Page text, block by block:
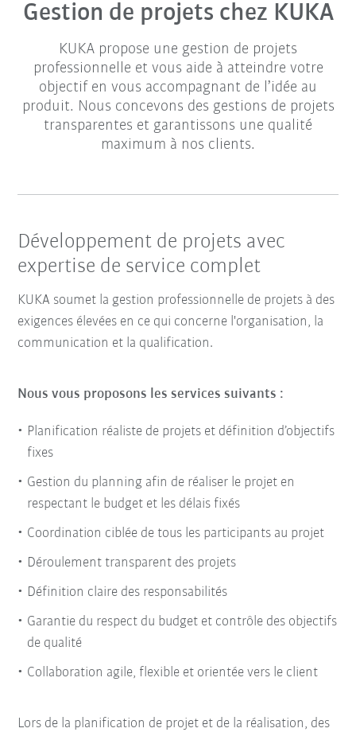
Gestion de projets chez KUKA
KUKA propose une gestion de projets
professionnelle et vous aide à atteindre votre
objectif en vous accompagnant de l’idée au
produit. Nous concevons des gestions de projets
transparentes et garantissons une qualité
maximum à nos clients.
Développement de projets avec
expertise de service complet
KUKA soumet la gestion professionnelle de projets à des
exigences élevées en ce qui concerne l'organisation, la
communication et la qualification.
Nous vous proposons les services suivants :
Planification réaliste de projets et définition d’objectifs
fixes
Gestion du planning afin de réaliser le projet en
respectant le budget et les délais fixés
Coordination ciblée de tous les participants au projet
Déroulement transparent des projets
Définition claire des responsabilités
Garantie du respect du budget et contrôle des objectifs
de qualité
Collaboration agile, flexible et orientée vers le client
Lors de la planification de projet et de la réalisation, des